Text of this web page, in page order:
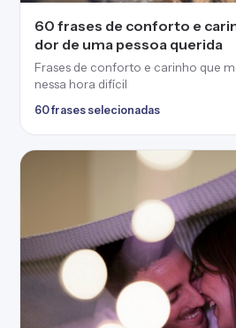
60 frases de conforto e
dor de uma pessoa querida
Frases de conforto e carinho que
nessa hora difícil
60 frases selecionadas